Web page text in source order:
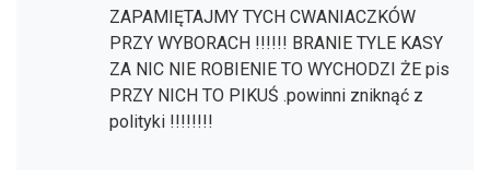
ZAPAMIĘTAJMY TYCH CWANIACZKÓW
PRZY WYBORACH !!!!!! BRANIE TYLE KASY
ZA NIC NIE ROBIENIE TO WYCHODZI ŻE pis
PRZY NICH TO PIKUŚ .powinni zniknąć z
polityki !!!!!!!!